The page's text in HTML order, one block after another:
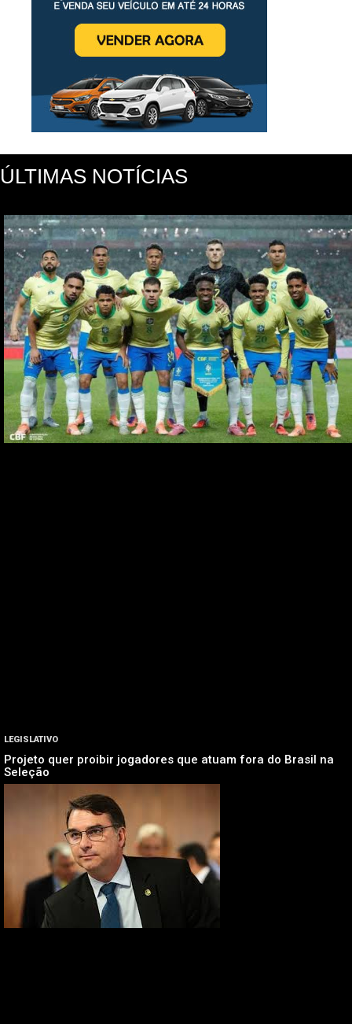
ÚLTIMAS NOTÍCIAS
LEGISLATIVO
Projeto quer proibir jogadores que atuam fora do Brasil na
Seleção